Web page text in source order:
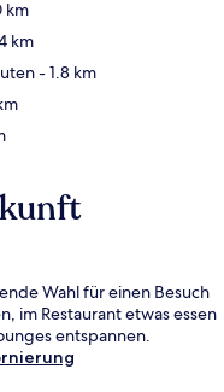
km
km
- 1.8 km
Wahl für einen Besuch
im Restaurant etwas essen
entspannen.